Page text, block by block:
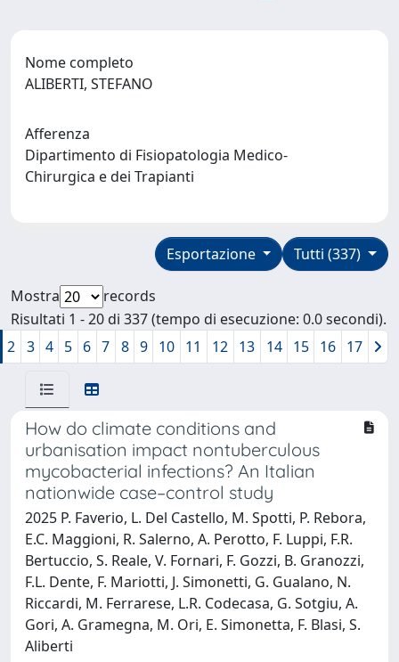
Nome completo
ALIBERTI, STEFANO
Afferenza
Dipartimento di Fisiopatologia Medico-
Chirurgica e dei Trapianti
Tutti (337)
Esportazione
Mostra
records
Risultati 1 - 20 di 337 (tempo di esecuzione: 0.0 secondi).
2 3 4 5 6 7 8 9 10 11 12 13 14 15 16 17
How do climate conditions and
urbanisation impact nontuberculous
mycobacterial infections? An Italian
nationwide case–control study
2025 P. Faverio, L. Del Castello, M. Spotti, P. Rebora,
E.C. Maggioni, R. Salerno, A. Perotto, F. Luppi, F.R.
Bertuccio, S. Reale, V. Fornari, F. Gozzi, B. Granozzi,
F.L. Dente, F. Mariotti, J. Simonetti, G. Gualano, N.
Riccardi, M. Ferrarese, L.R. Codecasa, G. Sotgiu, A.
Gori, A. Gramegna, M. Ori, E. Simonetta, F. Blasi, S.
Aliberti